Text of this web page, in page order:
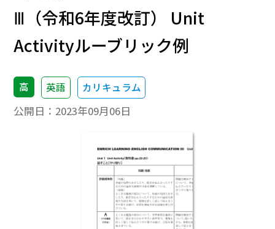
Ⅲ（令和6年度改訂） Unit
Activityルーブリック例
高 英語 カリキュラム
公開日： 2023年09月06日